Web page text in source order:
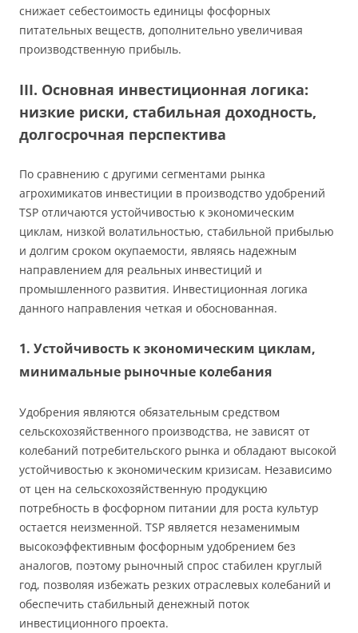
снижает себестоимость единицы фосфорных
питательных веществ, дополнительно увеличивая
производственную прибыль.
III. Основная инвестиционная логика:
низкие риски, стабильная доходность,
долгосрочная перспектива
По сравнению с другими сегментами рынка
агрохимикатов инвестиции в производство удобрений
TSP отличаются устойчивостью к экономическим
циклам, низкой волатильностью, стабильной прибылью
и долгим сроком окупаемости, являясь надежным
направлением для реальных инвестиций и
промышленного развития. Инвестиционная логика
данного направления четкая и обоснованная.
1. Устойчивость к экономическим циклам,
минимальные рыночные колебания
Удобрения являются обязательным средством
сельскохозяйственного производства, не зависят от
колебаний потребительского рынка и обладают высокой
устойчивостью к экономическим кризисам. Независимо
от цен на сельскохозяйственную продукцию
потребность в фосфорном питании для роста культур
остается неизменной. TSP является незаменимым
высокоэффективным фосфорным удобрением без
аналогов, поэтому рыночный спрос стабилен круглый
год, позволяя избежать резких отраслевых колебаний и
обеспечить стабильный денежный поток
инвестиционного проекта.